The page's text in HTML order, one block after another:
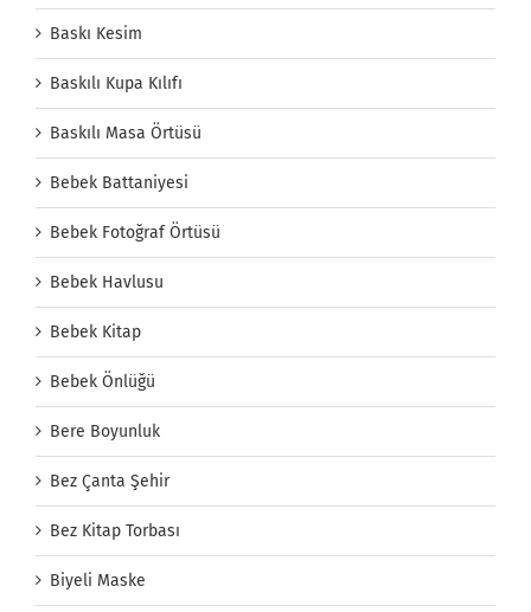
Baskı Kesim
Baskılı Kupa Kılıfı
Baskılı Masa Örtüsü
Bebek Battaniyesi
Bebek Fotoğraf Örtüsü
Bebek Havlusu
Bebek Kitap
Bebek Önlüğü
Bere Boyunluk
Bez Çanta Şehir
Bez Kitap Torbası
Biyeli Maske